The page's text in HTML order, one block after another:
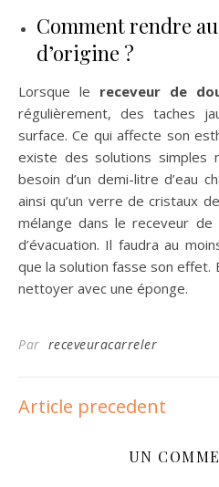
Comment rendre
d’origine ?
Lorsque le receveur de
régulièrement, des taches
surface. Ce qui affecte son
existe des solutions simples
besoin d’un demi-litre d’eau
ainsi qu’un verre de cristaux
mélange dans le receveur de
d’évacuation. Il faudra au
que la solution fasse son effet.
nettoyer avec une éponge.
Par receveuracarreler
Article precedent
UN